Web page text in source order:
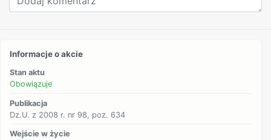
Informacje o akcie
Stan aktu
Obowiązuje
Publikacja
Dz.U. z 2008 r. nr 98, poz. 634
Wejście w życie